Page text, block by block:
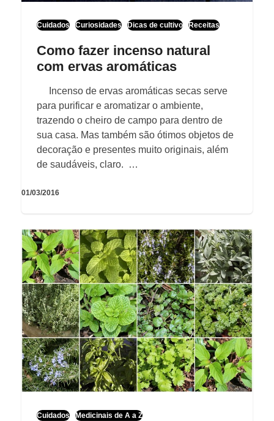
Cuidados Curiosidades Dicas de cultivo Receitas
Como fazer incenso natural
com ervas aromáticas
Incenso de ervas aromáticas secas serve
para purificar e aromatizar o ambiente,
trazendo o cheiro de campo para dentro de
sua casa. Mas também são ótimos objetos de
decoração e presentes muito originais, além
de saudáveis, claro. …
01/03/2016
Cuidados Medicinais de A a Z